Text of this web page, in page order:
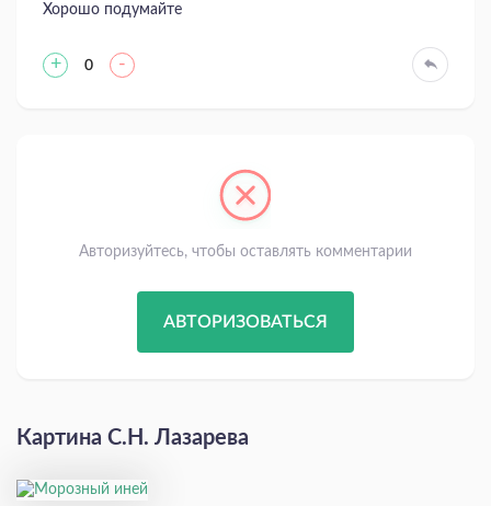
Хорошо подумайте
+ 0 -
Авторизуйтесь, чтобы оставлять комментарии
АВТОРИЗОВАТЬСЯ
Картина С.Н. Лазарева